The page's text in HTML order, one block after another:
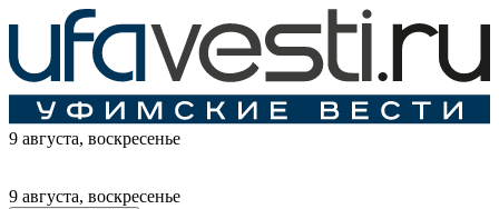
9 августа, воскресенье
9 августа, воскресенье